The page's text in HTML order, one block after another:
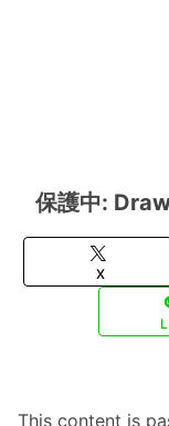
保護中:
X
This content is